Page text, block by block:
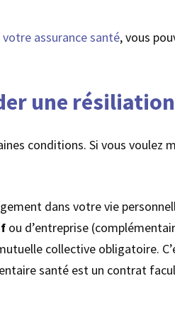
assurance santé, vous
une
conditions. Si vous
dans votre vie
ou d’entreprise
collective obligatoire.
santé est un contrat